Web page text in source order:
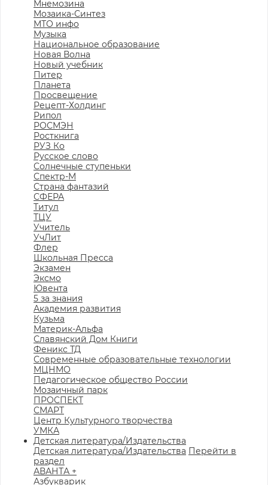
Мнемозина
Мозаика-Синтез
МТО инфо
Музыка
Национальное образование
Новая Волна
Новый учебник
Питер
Планета
Просвещение
Рецепт-Холдинг
Рипол
РОСМЭН
Росткнига
РУЗ Ко
Русское слово
Солнечные ступеньки
Спектр-М
Страна фантазий
СФЕРА
Титул
ТЦУ
Учитель
УчЛит
Флер
Школьная Пресса
Экзамен
Эксмо
Ювента
5 за знания
Академия развития
Кузьма
Материк-Альфа
Славянский Дом Книги
Феникс ТД
Современные образовательные технологии
МЦНМО
Педагогическое общество России
Мозаичный парк
ПРОСПЕКТ
СМАРТ
Центр Культурного творчества
УМКА
Детская литература/Издательства
Детская литература/Издательства Перейти в
раздел
АВАНТА +
Азбукварик